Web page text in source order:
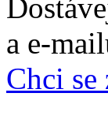
a e-
Chci se